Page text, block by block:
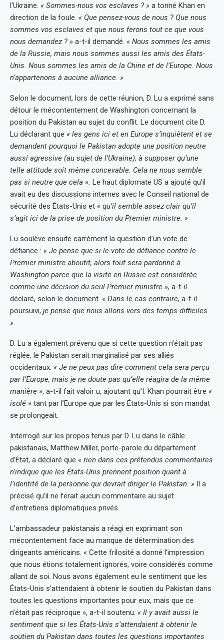
l’Ukraine. « Sommes-nous vos esclaves ? » a tonné Khan en
direction de la foule. « Que pensez-vous de nous ? Que nous
sommes vos esclaves et que nous ferons tout ce que vous
nous demandez ? » a-t-il demandé. « Nous sommes les amis
de la Russie, mais nous sommes aussi les amis des États-
Unis. Nous sommes les amis de la Chine et de l’Europe. Nous
n’appartenons à aucune alliance. »
Selon le document, lors de cette réunion, D. Lu a exprimé sans
détour le mécontentement de Washington concernant la
position du Pakistan au sujet du conflit. Le document cite D.
Lu déclarant que « les gens ici et en Europe s’inquiètent et se
demandent pourquoi le Pakistan adopte une position neutre
aussi agressive (au sujet de l’Ukraine), à supposer qu’une
telle attitude soit même concevable. Cela ne nous semble
pas si neutre que cela ». Le haut diplomate US a ajouté qu’il
avait eu des discussions internes avec le Conseil national de
sécurité des États-Unis et « qu’il semble assez clair qu’il
s’agit ici de la prise de position du Premier ministre. »
Lu soulève ensuite carrément la question d’un vote de
défiance : « Je pense que si le vote de défiance contre le
Premier ministre aboutit, alors tout sera pardonné à
Washington parce que la visite en Russie est considérée
comme une décision du seul Premier ministre », a-t-il
déclaré, selon le document. « Dans le cas contraire, a-t-il
poursuivi, je pense que nous allons vers des temps difficiles.
»
D. Lu a également prévenu que si cette question n’était pas
réglée, le Pakistan serait marginalisé par ses alliés
occidentaux. « Je ne peux pas dire comment cela sera perçu
par l’Europe, mais je ne doute pas qu’elle réagira de la même
manière », a-t-il fait valoir u, ajoutant qu’I. Khan pourrait être «
isolé » tant par l’Europe que par les États-Unis si son mandat
se prolongeait.
Interrogé sur les propos tenus par D. Lu dans le câble
pakistanais, Matthew Miller, porte-parole du département
d’État, a déclaré que « rien dans ces prétendus commentaires
n’indique que les États-Unis prennent position quant à
l’identité de la personne qui devrait diriger le Pakistan. » Il a
précisé qu’il ne ferait aucun commentaire au sujet
d’entretiens diplomatiques privés.
L’ambassadeur pakistanais a réagi en exprimant son
mécontentement face au manque de détermination des
dirigeants américains. « Cette frilosité a donné l’impression
que nous étions totalement ignorés, voire considérés comme
allant de soi. Nous avons également eu le sentiment que les
États-Unis s’attendaient à obtenir le soutien du Pakistan dans
toutes les questions importantes pour eux, mais que ce
n’était pas réciproque », a-t-il soutenu. « Il y avait aussi le
sentiment que si les États-Unis s’attendaient à obtenir le
soutien du Pakistan dans toutes les questions importantes